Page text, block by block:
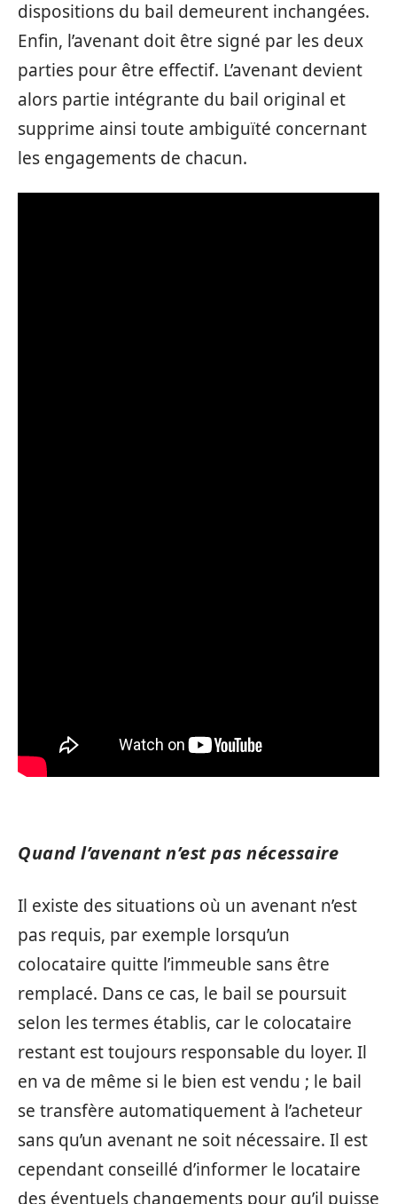
dispositions du bail demeurent inchangées.
Enfin, l’avenant doit être signé par les deux
parties pour être effectif. L’avenant devient
alors partie intégrante du bail original et
supprime ainsi toute ambiguïté concernant
les engagements de chacun.
Quand l’avenant n’est pas nécessaire
Il existe des situations où un avenant n’est
pas requis, par exemple lorsqu’un
colocataire quitte l’immeuble sans être
remplacé. Dans ce cas, le bail se poursuit
selon les termes établis, car le colocataire
restant est toujours responsable du loyer. Il
en va de même si le bien est vendu ; le bail
se transfère automatiquement à l’acheteur
sans qu’un avenant ne soit nécessaire. Il est
cependant conseillé d’informer le locataire
des éventuels changements pour qu’il puisse